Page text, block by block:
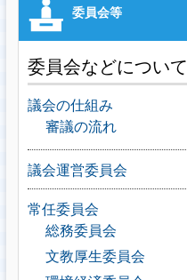
委員会などについて
議会の仕組み
審議の流れ
議会運営委員会
常任委員会
総務委員会
文教厚生委員会